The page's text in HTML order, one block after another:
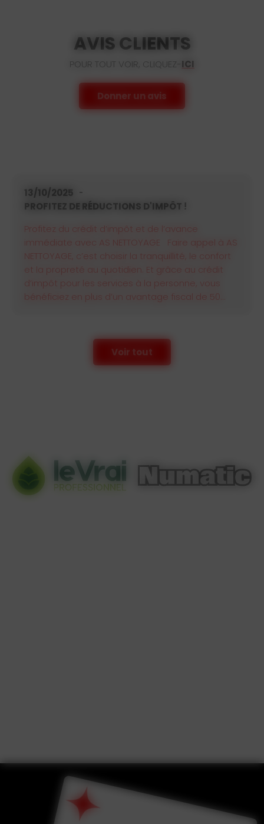
AVIS CLIENTS
POUR TOUT VOIR, CLIQUEZ- ICI
Donner un avis
12/08/2025
Vous y découvrirez l'ensemble de nos
prestations et services. Vous souhaitez en savoir
N'hésitez pas à nous contacter, nous restons à
votre écoute.
Voir tout